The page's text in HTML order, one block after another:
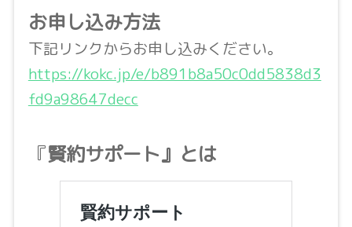
お申し込み方法
下記リンクからお申し込みください。
https://kokc.jp/e/b891b8a50c0dd5838d3
fd9a98647decc
『賢約サポート』とは